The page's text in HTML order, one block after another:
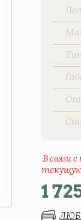
Пол
В связи
текущую
1